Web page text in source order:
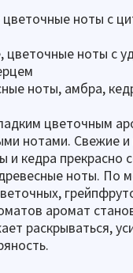
ноты с
цветочные ноты с
ноты, амбра,
цветочным
нотами. Свежие
и кедра прекрасно
ноты. По
аромат
раскрываться,